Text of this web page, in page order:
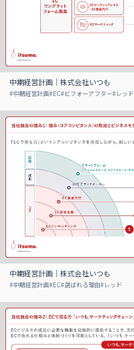
中期経営計画｜株式会社いつも
#中期経営計画#EC#ビフォーアフター#レッド
中期経営計画｜株式会社いつも
#中期経営計画#EC#選ばれる理由#レッド